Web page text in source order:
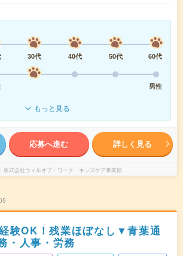
30代 40代 50代
60代
男性
もっと見る
応募へ進む 詳しく見る
株式会社ウィルオブ・ワーク キッズケア事業部
験OK！残業ほぼなし▼青葉通
・人事・労務